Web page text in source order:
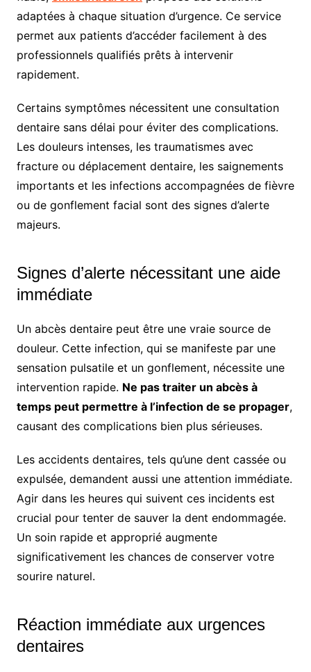
adaptées à chaque situation d’urgence. Ce service
permet aux patients d’accéder facilement à des
professionnels qualifiés prêts à intervenir
rapidement.
Certains symptômes nécessitent une consultation
dentaire sans délai pour éviter des complications.
Les douleurs intenses, les traumatismes avec
fracture ou déplacement dentaire, les saignements
importants et les infections accompagnées de fièvre
ou de gonflement facial sont des signes d’alerte
majeurs.
Signes d’alerte nécessitant une aide
immédiate
Un abcès dentaire peut être une vraie source de
douleur. Cette infection, qui se manifeste par une
sensation pulsatile et un gonflement, nécessite une
intervention rapide. Ne pas traiter un abcès à
temps peut permettre à l’infection de se propager,
causant des complications bien plus sérieuses.
Les accidents dentaires, tels qu’une dent cassée ou
expulsée, demandent aussi une attention immédiate.
Agir dans les heures qui suivent ces incidents est
crucial pour tenter de sauver la dent endommagée.
Un soin rapide et approprié augmente
significativement les chances de conserver votre
sourire naturel.
Réaction immédiate aux urgences
dentaires